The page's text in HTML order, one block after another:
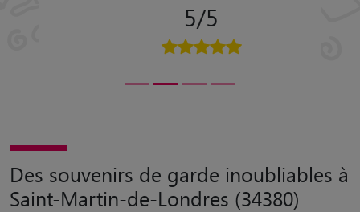
5/5
Des souvenirs de garde inoubliables à
Saint-Martin-de-Londres (34380)